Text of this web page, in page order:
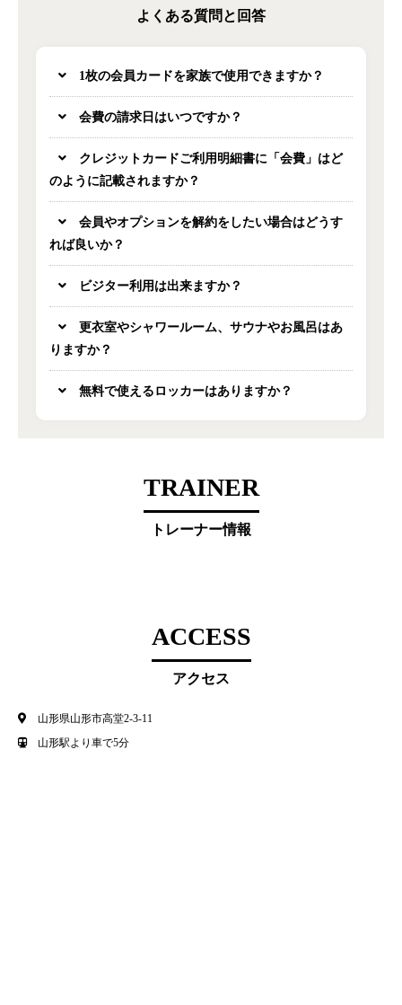
よくある質問と回答
1枚の会員カードを家族で使用できますか？
会費の請求日はいつですか？
クレジットカードご利用明細書に「会費」はど
のように記載されますか？
会員やオプションを解約をしたい場合はどうす
れば良いか？
ビジター利用は出来ますか？
更衣室やシャワールーム、サウナやお風呂はあ
りますか？
無料で使えるロッカーはありますか？
TRAINER
トレーナー情報
ACCESS
アクセス
山形県山形市高堂2-3-11
山形駅より車で5分